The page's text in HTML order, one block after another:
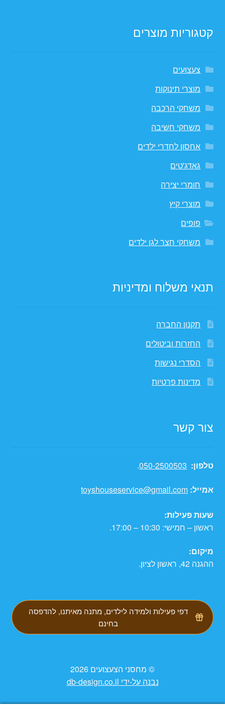
קטגוריות מוצרים
צעצועים
מוצרי תינוקות
משחקי הרכבה
משחקי חשיבה
אחסון לחדרי ילדים
גאדג'טים
חומרי יצירה
מוצרי קיץ
פופים
משחקי חצר לגן ילדים
תנאי משלוח ומדיניות
תקנון החברה
החזרות וביטולים
הסדרי נגישות
מדינות פרטיות
צור קשר
טלפון: 050-2500503
.
אמייל: toyshouseservice@gmail.com
שעות פעילות:
ראשון – חמישי: 10:30 – 17:00.
מיקום:
ההגנה 42, ראשון לציון.
דפי פעילות ולמידה לילדים, מתנה מאיתנו, להדפסה
בחינם
© מחסני הצעצועים 2026
נבנה על-ידי db-design.co.il